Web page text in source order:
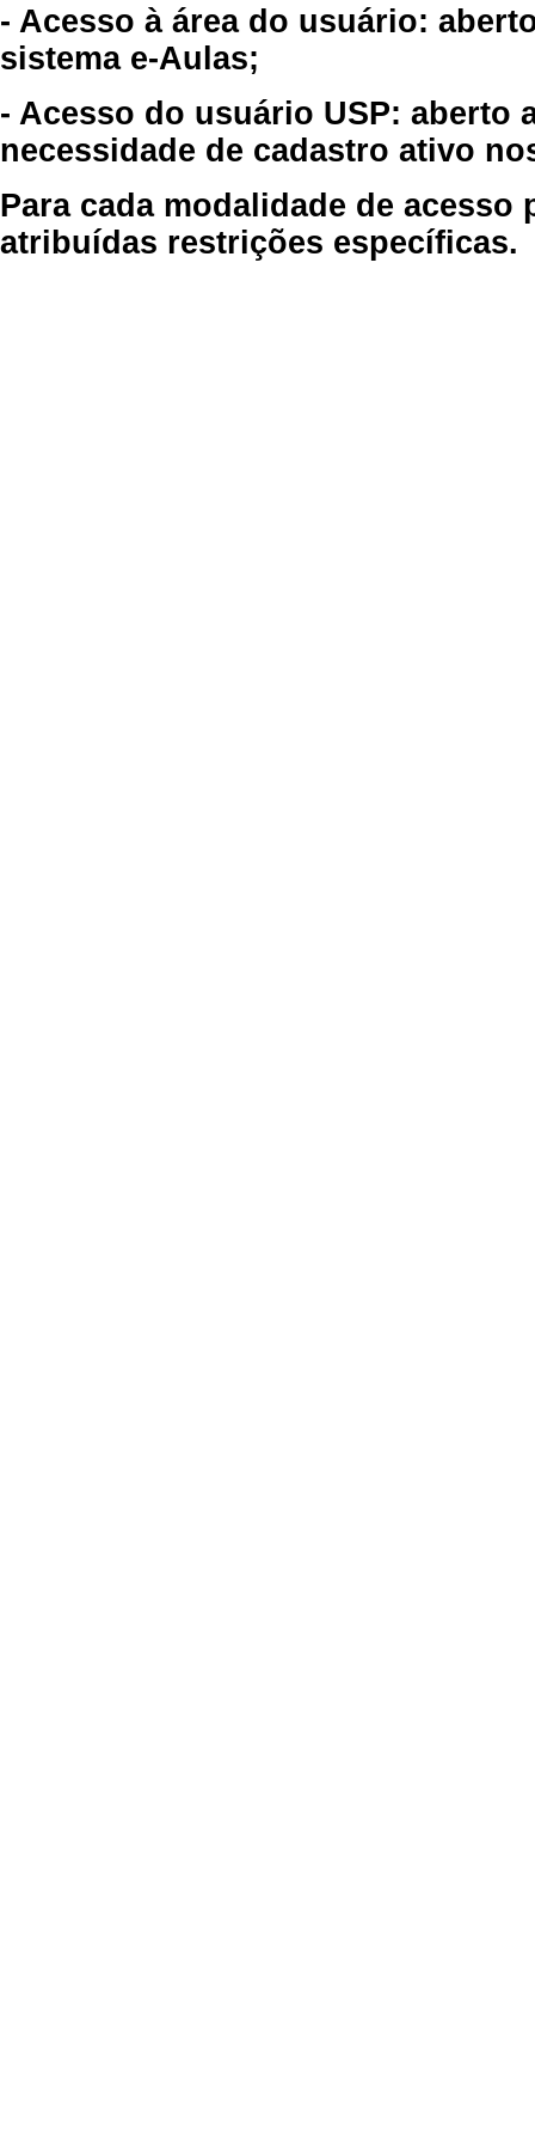
- Acesso à área do usuário:
sistema e-Aulas;
- Acesso do usuário USP: aberto
necessidade de cadastro ativo
Para cada modalidade de
atribuídas restrições específicas.